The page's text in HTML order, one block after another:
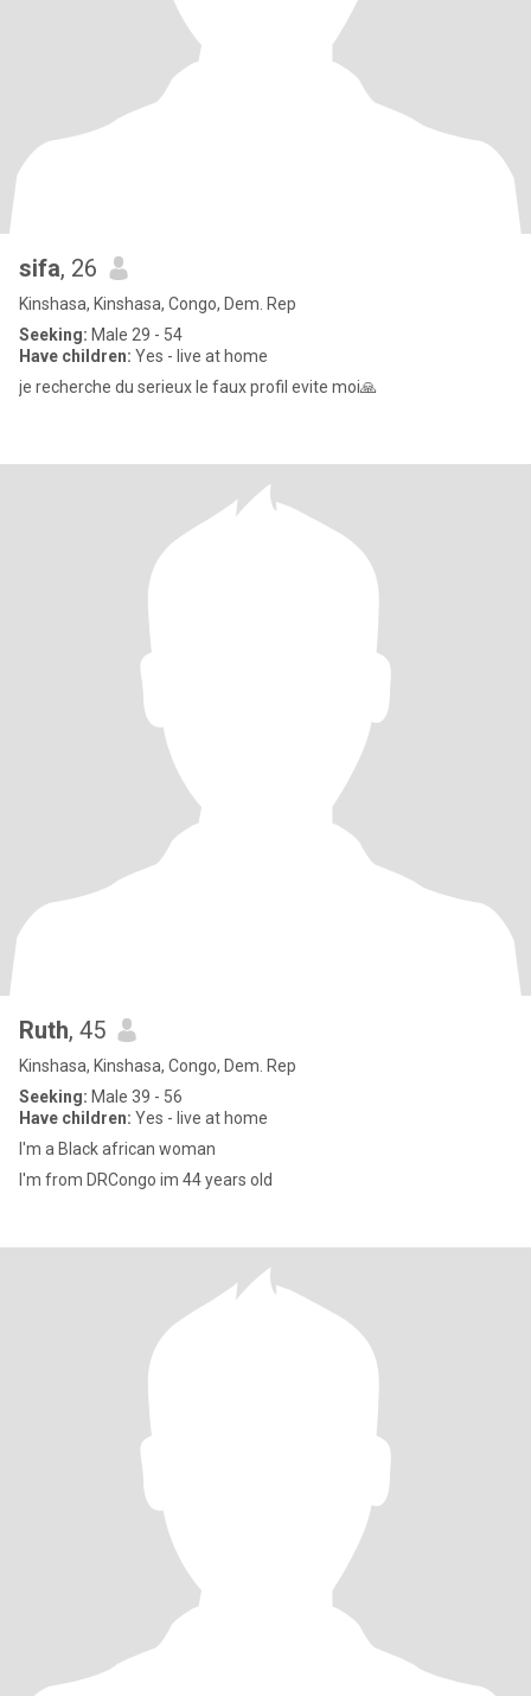
sifa, 26
Kinshasa, Kinshasa, Congo, Dem. Rep
Seeking: Male 29 - 54
Have children: Yes - live at home
je recherche du serieux le faux profil evite moi🙏
Ruth, 45
Kinshasa, Kinshasa, Congo, Dem. Rep
Seeking: Male 39 - 56
Have children: Yes - live at home
I'm a Black african woman
I'm from DRCongo im 44 years old